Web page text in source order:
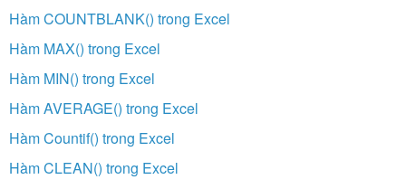
Hàm COUNTBLANK() trong Excel
Hàm MAX() trong Excel
Hàm MIN() trong Excel
Hàm AVERAGE() trong Excel
Hàm Countif() trong Excel
Hàm CLEAN() trong Excel